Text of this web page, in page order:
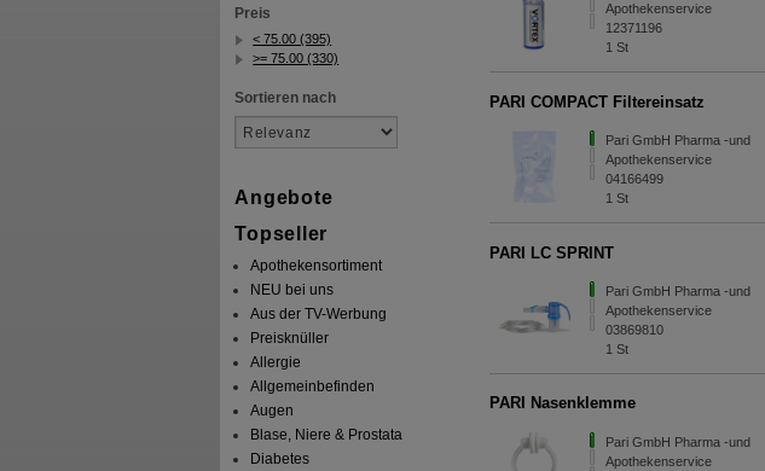
Preis
< 75.00 (395)
>= 75.00 (330)
Sortieren nach
Angebote
Topseller
Apothekensortiment
NEU bei uns
Aus der TV-Werbung
Preisknüller
Allergie
Allgemeinbefinden
Augen
Blase, Niere & Prostata
Diabetes
Apothekenservice
12371196
1St
PARI COMPACT Filtereinsatz
Pari GmbH Pharma -und
Apothekenservice
04166499
1St
PARI LC SPRINT
Pari GmbH Pharma -und
Apothekenservice
03869810
1St
PARI Nasenklemme
Pari GmbH Pharma -und
Apothekenservice